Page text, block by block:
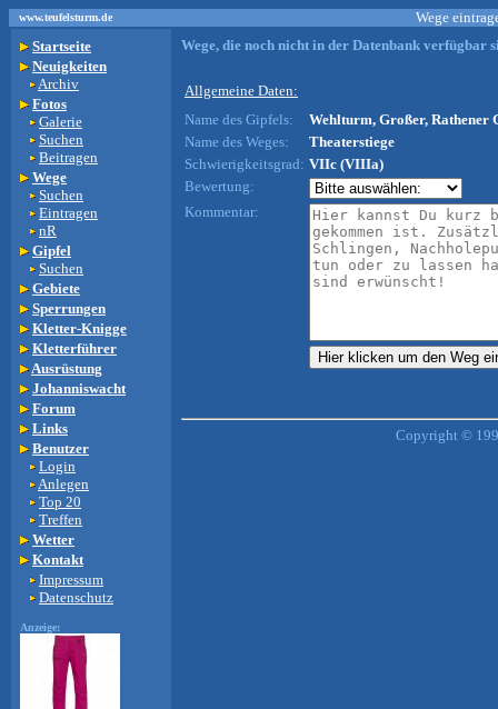
www.teufelsturm.de
Wege
Startseite
Neuigkeiten
Archiv
Fotos
Galerie
Suchen
Beitragen
Wege
Suchen
Eintragen
nR
Gipfel
Suchen
Gebiete
Sperrungen
Kletter-Knigge
Kletterführer
Ausrüstung
Johanniswacht
Forum
Links
Benutzer
Login
Anlegen
Top 20
Treffen
Wetter
Kontakt
Impressum
Datenschutz
Anzeige:
Wege, die noch nicht in der Datenbank verfügbar
Allgemeine Daten:
Name des Gipfels:
Wehlturm, Großer, Rathener
Name des Weges:
Theaterstiege
Schwierigkeitsgrad: VIIc (VIIIa)
Bewertung:
Kommentar:
Copyright ©